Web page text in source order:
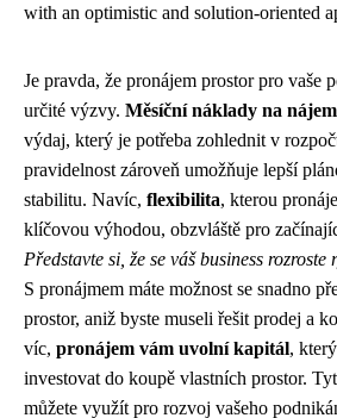
with an optimistic and solution-oriented
Je pravda, že pronájem prostor pro vaše
určité výzvy. Měsíční náklady na nájem
výdaj, který je potřeba zohlednit v
pravidelnost zároveň umožňuje lepší
stabilitu. Navíc, flexibilita, kterou
klíčovou výhodou, obzvláště pro
Představte si, že se váš business
S pronájmem máte možnost se snadno
prostor, aniž byste museli řešit prodej a
víc, pronájem vám uvolní kapitál,
investovat do koupě vlastních prostor.
můžete využít pro rozvoj vašeho